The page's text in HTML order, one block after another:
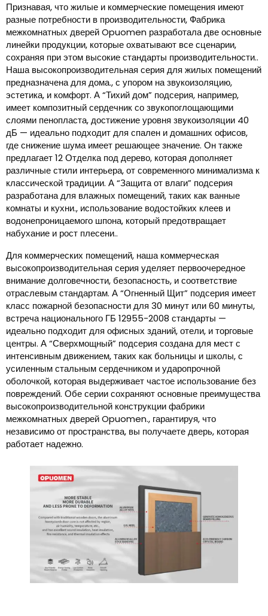
Признавая, что жилые и коммерческие помещения имеют
разные потребности в производительности, Фабрика
межкомнатных дверей Opuomen разработала две основные
линейки продукции, которые охватывают все сценарии,
сохраняя при этом высокие стандарты производительности..
Наша высокопроизводительная серия для жилых помещений
предназначена для дома., с упором на звукоизоляцию,
эстетика, и комфорт. А “Тихий дом” подсерия, например,
имеет композитный сердечник со звукопоглощающими
слоями пенопласта, достижение уровня звукоизоляции 40
дБ — идеально подходит для спален и домашних офисов,
где снижение шума имеет решающее значение. Он также
предлагает 12 Отделка под дерево, которая дополняет
различные стили интерьера, от современного минимализма к
классической традиции. А “Защита от влаги” подсерия
разработана для влажных помещений, таких как ванные
комнаты и кухни., использование водостойких клеев и
водонепроницаемого шпона, который предотвращает
набухание и рост плесени..
Для коммерческих помещений, наша коммерческая
высокопроизводительная серия уделяет первоочередное
внимание долговечности, безопасность, и соответствие
отраслевым стандартам. А “Огненный Щит” подсерия имеет
класс пожарной безопасности для 30 минут или 60 минуты,
встреча национального ГБ 12955-2008 стандарты —
идеально подходит для офисных зданий, отели, и торговые
центры. А “Сверхмощный” подсерия создана для мест с
интенсивным движением, таких как больницы и школы, с
усиленным стальным сердечником и ударопрочной
оболочкой, которая выдерживает частое использование без
повреждений. Обе серии сохраняют основные преимущества
высокопроизводительной конструкции фабрики
межкомнатных дверей Opuomen., гарантируя, что
независимо от пространства, вы получаете дверь, которая
работает надежно.